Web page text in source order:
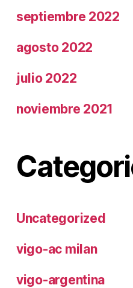
septiembre 2022
agosto 2022
julio 2022
noviembre 2021
Uncategorized
vigo-ac milan
vigo-argentina